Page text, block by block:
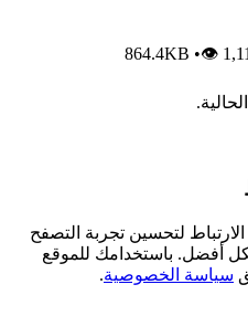
864.4KB •👁
لتحسين تجربة التصفح
أفضل. باستخدامك للموقع
سياسة الخصوصية.